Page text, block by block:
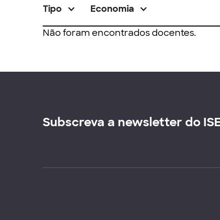
Tipo Economia
Não foram encontrados docentes.
Subscreva a newsletter do